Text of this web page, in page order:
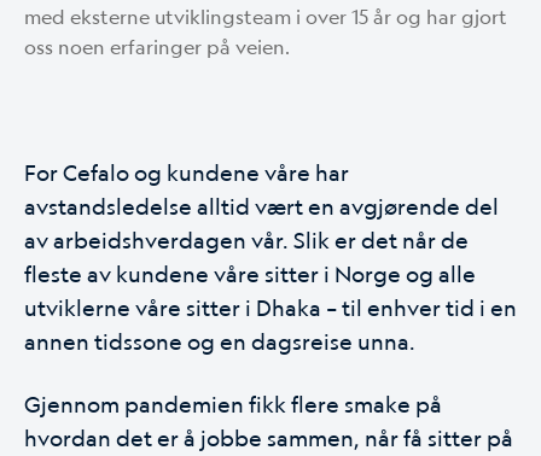
med eksterne utviklingsteam i over 15 år og har gjort
oss noen erfaringer på veien.
For Cefalo og kundene våre har
avstandsledelse alltid vært en avgjørende del
av arbeidshverdagen vår. Slik er det når de
fleste av kundene våre sitter i Norge og alle
utviklerne våre sitter i Dhaka – til enhver tid i en
annen tidssone og en dagsreise unna.
Gjennom pandemien fikk flere smake på
hvordan det er å jobbe sammen, når få sitter på